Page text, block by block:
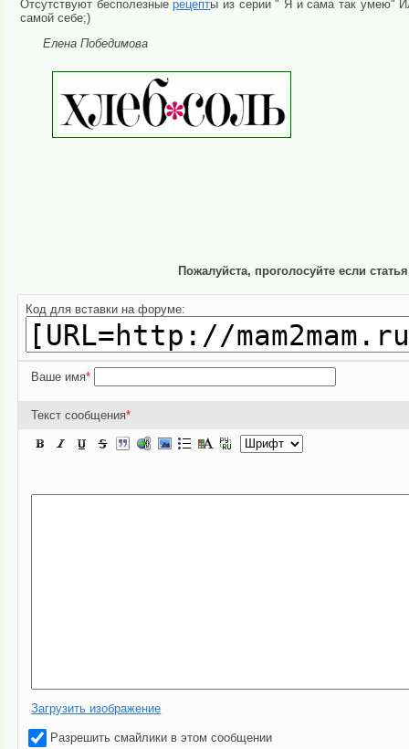
Отсутствуют бесполезныерецепты из серии " Я и сама так умею"
самой себе;)
Елена Победимова
Пожалуйста, проголосуйте если
Код для вставки на форуме:
Ваше имя*
Текст сообщения*
Загрузить изображение
Разрешить смайлики в этом сообщении